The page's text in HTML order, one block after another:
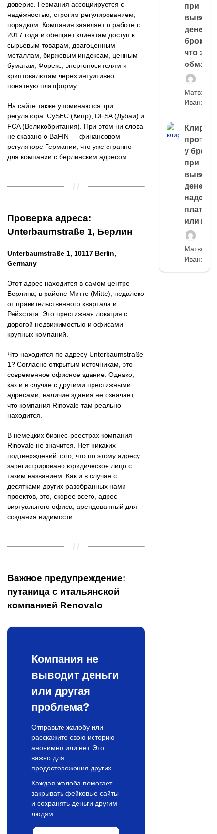
доверие. Германия ассоциируется с
надёжностью, строгим регулированием,
порядком. Компания заявляет о работе с
2017 года и обещает клиентам доступ к
сырьевым товарам, драгоценным
металлам, биржевым индексам, ценным
бумагам, Форекс, энергоносителям и
криптовалютам через интуитивно
понятную платформу .
На сайте также упоминаются три
регулятора: CySEC (Кипр), DFSA (Дубай) и
FCA (Великобритания). При этом ни слова
не сказано о BaFIN — финансовом
регуляторе Германии, что уже странно
для компании с берлинским адресом .
Проверка адреса:
Unterbaumstraße 1, Берлин
Unterbaumstraße 1, 10117 Berlin,
Germany
Этот адрес находится в самом центре
Берлина, в районе Митте (Mitte), недалеко
от правительственного квартала и
Рейхстага. Это престижная локация с
дорогой недвижимостью и офисами
крупных компаний.
Что находится по адресу Unterbaumstraße
1? Согласно открытым источникам, это
современное офисное здание. Однако,
как и в случае с другими престижными
адресами, наличие здания не означает,
что компания Rinovale там реально
находится.
В немецких бизнес-реестрах компания
Rinovale не значится. Нет никаких
подтверждений того, что по этому адресу
зарегистрировано юридическое лицо с
таким названием. Как и в случае с
десятками других разобранных нами
проектов, это, скорее всего, адрес
виртуального офиса, арендованный для
создания видимости.
Важное предупреждение:
путаница с итальянской
компанией Renovalo
Компания не
выводит деньги
или другая
проблема?
Отправьте жалобу или
расскажите свою историю
анонимно или нет. Это
важно для
предостережения других.
Каждая жалоба помогает
закрывать фейковые сайты
и сохранять деньги другим
людям.
при
выводе
денег у
что это,
обман?
Матвей
Иванов
Клиринг
у
при
выводе
денег,
надо
платить
или
Матвей
Иванов